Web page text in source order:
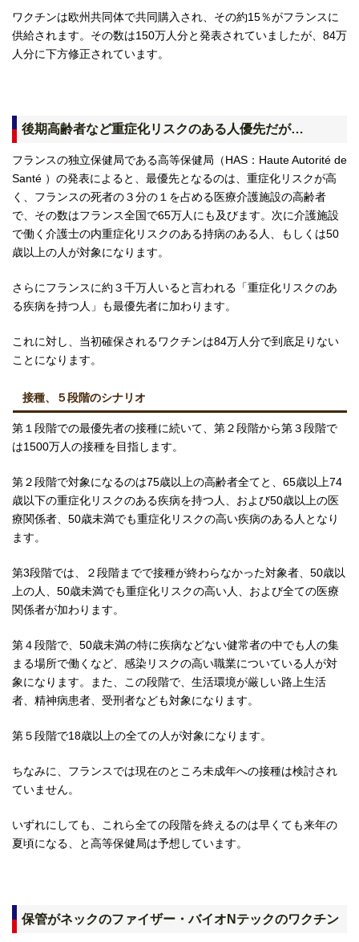
ワクチンは欧州共同体で共同購入され、その約15％がフランスに
供給されます。その数は150万人分と発表されていましたが、84万
人分に下方修正されています。
後期高齢者など重症化リスクのある人優先だが…
フランスの独立保健局である高等保健局（HAS：Haute Autorité de
Santé ）の発表によると、最優先となるのは、重症化リスクが高
く、フランスの死者の３分の１を占める医療介護施設の高齢者
で、その数はフランス全国で65万人にも及びます。次に介護施設
で働く介護士の内重症化リスクのある持病のある人、もしくは50
歳以上の人が対象になります。
さらにフランスに約３千万人いると言われる「重症化リスクのあ
る疾病を持つ人」も最優先者に加わります。
これに対し、当初確保されるワクチンは84万人分で到底足りない
ことになります。
接種、５段階のシナリオ
第１段階での最優先者の接種に続いて、第２段階から第３段階で
は1500万人の接種を目指します。
第２段階で対象になるのは75歳以上の高齢者全てと、65歳以上74
歳以下の重症化リスクのある疾病を持つ人、および50歳以上の医
療関係者、50歳未満でも重症化リスクの高い疾病のある人となり
ます。
第3段階では、２段階までで接種が終わらなかった対象者、50歳以
上の人、50歳未満でも重症化リスクの高い人、および全ての医療
関係者が加わります。
第４段階で、50歳未満の特に疾病などない健常者の中でも人の集
まる場所で働くなど、感染リスクの高い職業についている人が対
象になります。また、この段階で、生活環境が厳しい路上生活
者、精神病患者、受刑者なども対象になります。
第５段階で18歳以上の全ての人が対象になります。
ちなみに、フランスでは現在のところ未成年への接種は検討され
ていません。
いずれにしても、これら全ての段階を終えるのは早くても来年の
夏頃になる、と高等保健局は予想しています。
保管がネックのファイザー・バイオNテックのワクチン